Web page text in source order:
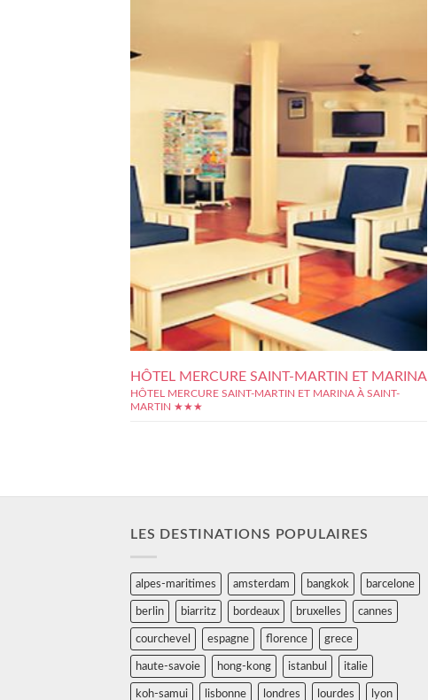
HÔTEL MERCURE SAINT-MARTIN ET MARINA
HÔTEL MERCURE SAINT-MARTIN ET MARINA À SAINT-
MARTIN ★★★
LES DESTINATIONS POPULAIRES
alpes-maritimes amsterdam bangkok barcelone
berlin biarritz bordeaux bruxelles cannes
courchevel espagne florence grece
haute-savoie hong-kong istanbul italie
koh-samui lisbonne londres lourdes lyon